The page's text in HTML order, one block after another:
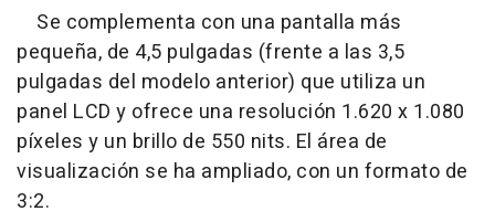
Se complementa con una pantalla más
pequeña, de 4,5 pulgadas (frente a las 3,5
pulgadas del modelo anterior) que utiliza un
panel LCD y ofrece una resolución 1.620 x 1.080
píxeles y un brillo de 550 nits. El área de
visualización se ha ampliado, con un formato de
3:2.